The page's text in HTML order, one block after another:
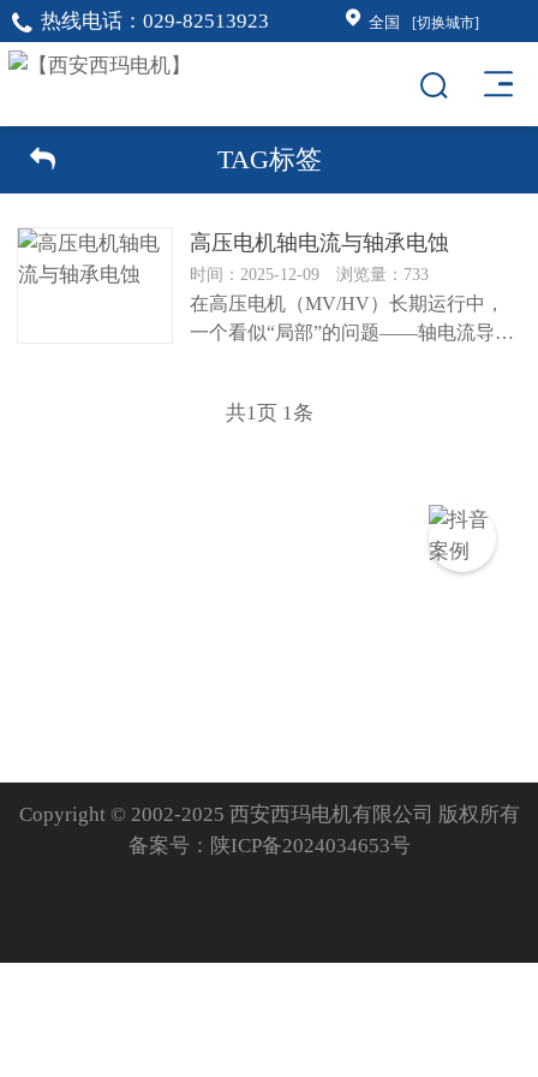
热线电话： 029-82513923 全国 [切换城市]
TAG标签
高压电机轴电流与轴承电蚀
时间：2025-12-09 浏览量：733
在高压电机（MV/HV）长期运行中，
一个看似“局部”的问题——轴电流导致
共1页 1条
Copyright © 2002-2025 西安西玛电机有限公司 版权所有
备案号： 陕ICP备2024034653号